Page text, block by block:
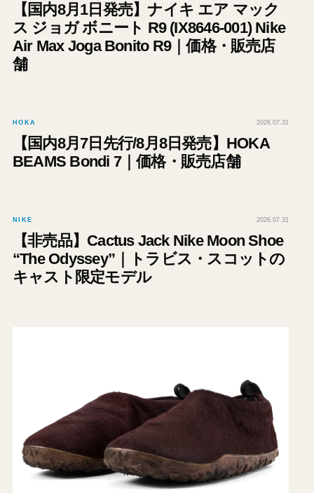
【国内8月1日発売】ナイキ エア マック
ス ジョガ ボニート R9 (IX8646-001) Nike
Air Max Joga Bonito R9｜価格・販売店
舗
HOKA 2026.07.31
【国内8月7日先行/8月8日発売】HOKA
BEAMS Bondi 7｜価格・販売店舗
NIKE 2026.07.31
【非売品】Cactus Jack Nike Moon Shoe
“The Odyssey”｜トラビス・スコットの
キャスト限定モデル